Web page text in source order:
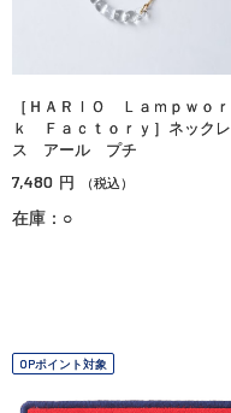
［ＨＡＲＩＯ Ｌａｍｐｗｏｒ
ｋ Ｆａｃｔｏｒｙ］ネックレ
ス アール プチ
7,480 円 （税込）
在庫：○
OPポイント対象